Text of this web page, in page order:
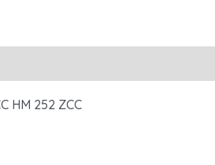
HM 252 ZCC